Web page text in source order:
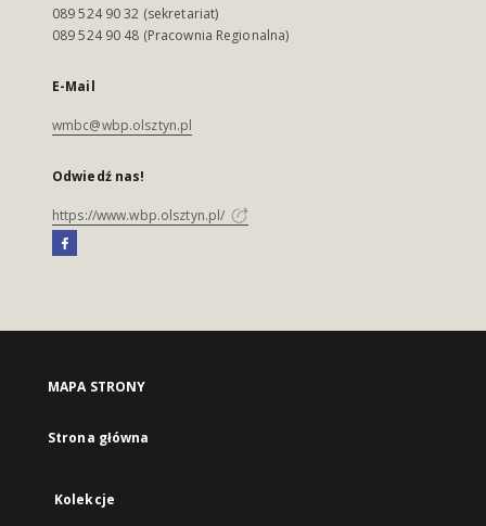
089 524 90 32 (sekretariat)
089 524 90 48 (Pracownia Regionalna)
E-Mail
wmbc@wbp.olsztyn.pl
Odwiedź nas!
https://www.wbp.olsztyn.pl/
MAPA STRONY
Strona główna
Kolekcje